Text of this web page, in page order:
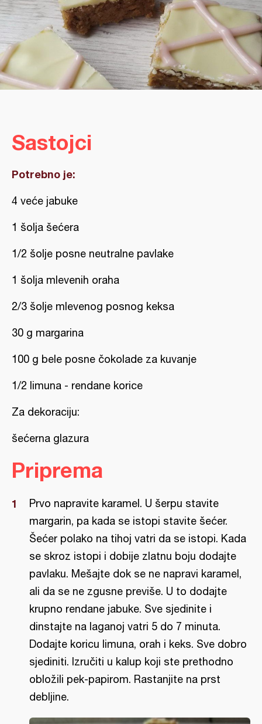
Sastojci
Potrebno je:
4 veće jabuke
1 šolja šećera
1/2 šolje posne neutralne pavlake
1 šolja mlevenih oraha
2/3 šolje mlevenog posnog keksa
30 g margarina
100 g bele posne čokolade za kuvanje
1/2 limuna - rendane korice
Za dekoraciju:
šećerna glazura
Priprema
Prvo napravite karamel. U šerpu stavite
margarin, pa kada se istopi stavite šećer.
Šećer polako na tihoj vatri da se istopi. Kada
se skroz istopi i dobije zlatnu boju dodajte
pavlaku. Mešajte dok se ne napravi karamel,
ali da se ne zgusne previše. U to dodajte
krupno rendane jabuke. Sve sjedinite i
dinstajte na laganoj vatri 5 do 7 minuta.
Dodajte koricu limuna, orah i keks. Sve dobro
sjediniti. Izručiti u kalup koji ste prethodno
obložili pek-papirom. Rastanjite na prst
debljine.